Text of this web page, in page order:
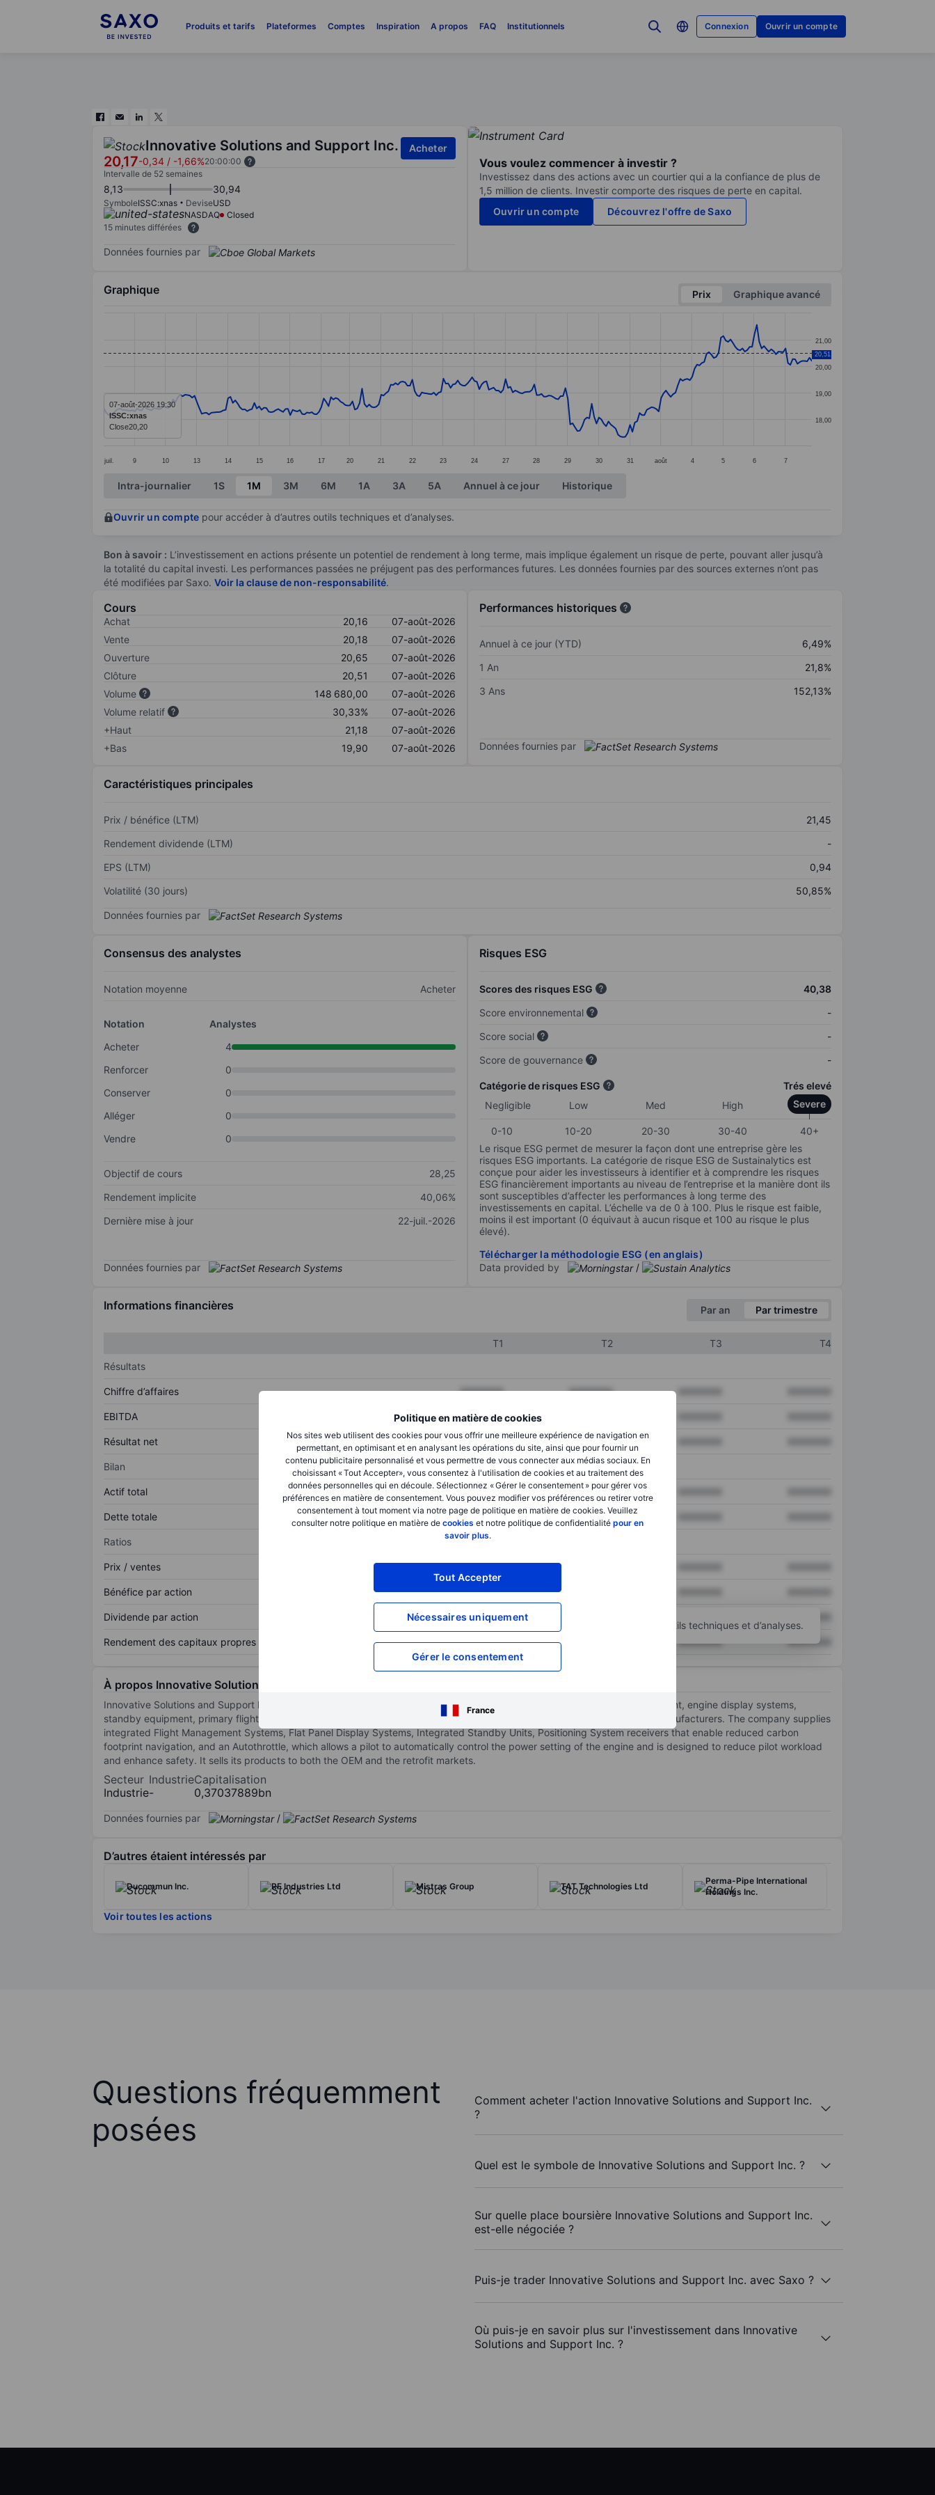
Produits et tarifs Plateformes Comptes Inspiration A propos FAQ Institutionnels Connexion Ouvrir un compte
Politique en matière de cookies
Nos sites web utilisent des cookies pour vous offrir une meilleure expérience de navigation en
permettant, en optimisant et en analysant les opérations du site, ainsi que pour fournir un
contenu publicitaire personnalisé et vous permettre de vous connecter aux médias sociaux. En
choisissant « Tout Accepter», vous consentez à l'utilisation de cookies et au traitement des
données personnelles qui en découle. Sélectionnez « Gérer le consentement » pour gérer vos
préférences en matière de consentement. Vous pouvez modifier vos préférences ou retirer votre
consentement à tout moment via notre page de politique en matière de cookies. Veuillez
consulter notre politique en matière de cookies et notre politique de confidentialité pour en
savoir plus.
Tout Accepter
Nécessaires uniquement
Gérer le consentement
France
Innovative Solutions and Support Inc.
20,17-0,34 / -1,66%20:00:00
Acheter
Intervalle de 52 semaines
8,13 30,94
SymboleISSC:xnas DeviseUSD
NASDAQ
Closed
15 minutes différées
Données fournies par
Vous voulez commencer à investir ?
Investissez dans des actions avec un courtier qui a la confiance de plus de
1,5 million de clients. Investir comporte des risques de perte en capital.
Ouvrir un compte
Découvrez l'offre de Saxo
Graphique Prix
Graphique avancé
The chart has 1 Y axis displaying values. Data ranges from 17.32 to 21.56.
juil. 9 10 13 14 15 16 17 20 21 22 23 24 27 28 29 30 31 août 4 5 6 7
18,00
19,00
20,00
21,00
20,51
07-août-2026 19:30
ISSC:xnas
Close20,20
End of interactive chart.
Intra-journalier 1S 1M 3M 6M 1A 3A 5A Annuel à ce jour Historique
Ouvrir un compte pour accéder à d’autres outils techniques et d’analyses.
Bon à savoir : L’investissement en actions présente un potentiel de rendement à long terme, mais implique également un risque de perte, pouvant aller jusqu’à
la totalité du capital investi. Les performances passées ne préjugent pas des performances futures. Les données fournies par des sources externes n’ont pas
été modifiées par Saxo. Voir la clause de non-responsabilité.
Cours
Achat 20,16
07-août-2026
Vente
20,18
07-août-2026
Ouverture
20,65
07-août-2026
Clôture
20,51
07-août-2026
Volume
148 680,00
07-août-2026
Volume relatif
30,33%
07-août-2026
+Haut
21,18
07-août-2026
+Bas
19,90 07-août-2026
Performances historiques
Annuel à ce jour (YTD)
6,49%
1 An
21,8%
3 Ans
152,13%
Données fournies par
Caractéristiques principales
Prix / bénéfice (LTM)
21,45
Rendement dividende (LTM)
-
EPS (LTM)
0,94
Volatilité (30 jours)
50,85%
Données fournies par
Consensus des analystes
Notation moyenne Acheter
Notation
Analystes
Acheter
4
Renforcer
0
Conserver
0
Alléger
0
Vendre
0
Objectif de cours
28,25
Rendement implicite
40,06%
Dernière mise à jour
22-juil.-2026
Données fournies par
Risques ESG
Scores des risques ESG
40,38
Score environnemental
-
Score social
-
Score de gouvernance
-
Catégorie de risques ESG
Trés elevé
Negligible
Low Med High Severe
0-10 10-20 20-30 30-40
40+
Le risque ESG permet de mesurer la façon dont une entreprise gère les
risques ESG importants. La catégorie de risque ESG de Sustainalytics est
conçue pour aider les investisseurs à identifier et à comprendre les risques
ESG financièrement importants au niveau de l’entreprise et la manière dont ils
sont susceptibles d’affecter les performances à long terme des
investissements en capital. L’échelle va de 0 à 100. Plus le risque est faible,
moins il est important (0 équivaut à aucun risque et 100 au risque le plus
élevé).
Télécharger la méthodologie ESG (en anglais)
Data provided by
/
Informations financières Par an Par trimestre
T1 T2 T3
T4
Résultats
Chiffre d’affaires XXXXXXX XXXXXXX
EBITDA XXXXXXX
Résultat net XXXXXXX XXXXXXX
Bilan
Actif total XXXXXXX XXXXXXX
Dette totale XXXXXXX XXXXXXX
Ratios
Prix / ventes XXXXXXX
Bénéfice par action XXXXXXX
Dividende par action XXXXXXX
Rendement des capitaux propres XXXXXXX XXXXXXX XXXXXXX
Ouvrir un compte pour accéder à d’autres outils techniques et d’analyses.
À propos Innovative Solutions and Support Inc.
Innovative Solutions and Support Inc is a systems integrator that designs, manufactures, sells, and services air data equipment, engine display systems,
standby equipment, primary flight guidance, and cockpit display systems for retrofit applications and original equipment manufacturers. The company supplies
integrated Flight Management Systems, Flat Panel Display Systems, Integrated Standby Units, Positioning System receivers that enable reduced carbon
footprint navigation, and an Autothrottle, which allows a pilot to automatically control the power setting of the engine and is designed to reduce pilot workload
and enhance safety. It sells its products to both the OEM and the retrofit markets.
Secteur
Industrie
Industrie
-
Capitalisation
0,37037889bn
Données fournies par /
D’autres étaient intéressés par
Ducommun Inc. RF Industries Ltd Mistras Group TAT Technologies Ltd
Perma-Pipe International
Holdings Inc.
Voir toutes les actions
Questions fréquemment
posées
Comment acheter l'action Innovative Solutions and Support Inc.
?
Quel est le symbole de Innovative Solutions and Support Inc. ?
Sur quelle place boursière Innovative Solutions and Support Inc.
est-elle négociée ?
Puis-je trader Innovative Solutions and Support Inc. avec Saxo ?
Où puis-je en savoir plus sur l'investissement dans Innovative
Solutions and Support Inc. ?